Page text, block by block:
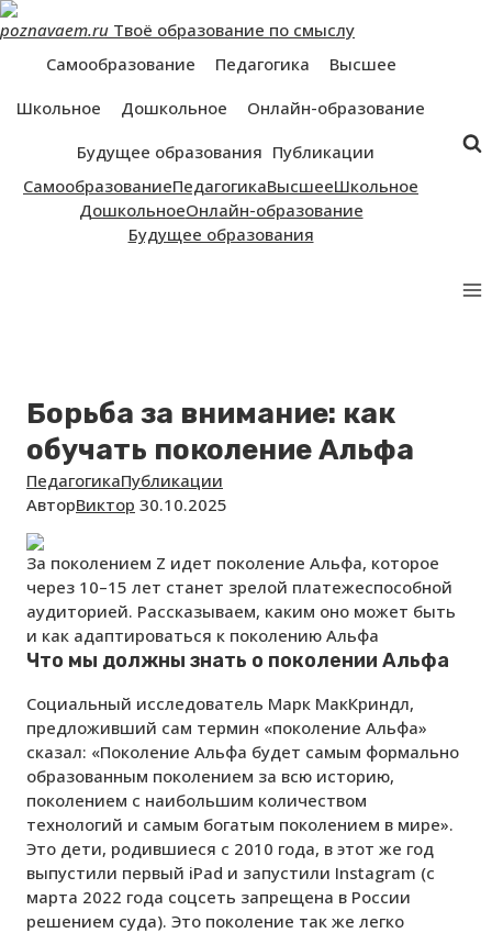
Перейти
к
контенту
poznavaem.ru Твоё образование по смыслу
Самообразование
Педагогика
Высшее
Школьное
Дошкольное
Онлайн-образование
Будущее образования Публикации
СамообразованиеПедагогикаВысшееШкольное
ДошкольноеОнлайн-образование
Будущее образования
Борьба за внимание: как
обучать поколение Альфа
ПедагогикаПубликации
АвторВиктор 30.10.2025
За поколением Z идет поколение Альфа, которое
через 10–15 лет станет зрелой платежеспособной
аудиторией. Рассказываем, каким оно может быть
и как адаптироваться к поколению Альфа
Что мы должны знать о поколении Альфа
Социальный исследователь Марк МакКриндл,
предложивший сам термин «поколение Альфа»
сказал: «Поколение Альфа будет самым формально
образованным поколением за всю историю,
поколением с наибольшим количеством
технологий и самым богатым поколением в мире».
Это дети, родившиеся с 2010 года, в этот же год
выпустили первый iPad и запустили Instagram (с
марта 2022 года соцсеть запрещена в России
решением суда). Это поколение так же легко